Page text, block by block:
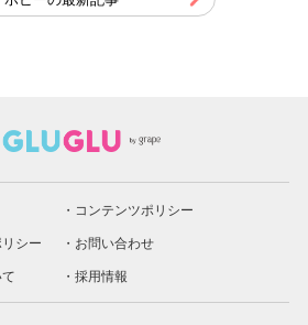
コンテンツポリシー
シー
お問い合わせ
採用情報